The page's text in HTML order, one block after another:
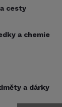
cesty
a chemie
a dárky